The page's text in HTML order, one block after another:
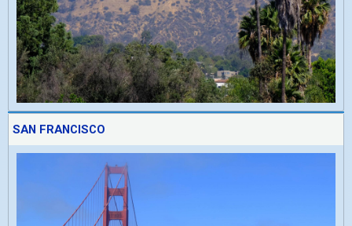
SAN FRANCISCO